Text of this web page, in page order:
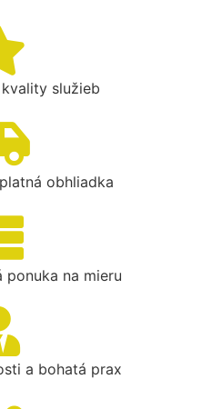
služieb
obhliadka
ponuka na mieru
a bohatá prax